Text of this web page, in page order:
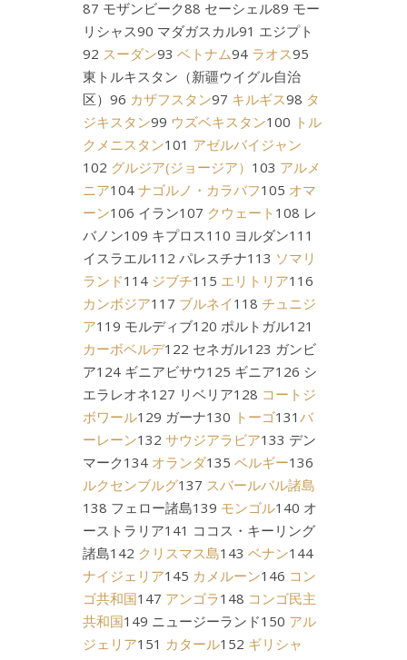
87 モザンビーク88 セーシェル89 モー
リシャス90 マダガスカル91 エジプト
92 スーダン93ベトナム94 ラオス95
東トルキスタン（新疆ウイグル自治
区）96 カザフスタン97 キルギス98 タ
ジキスタン99 ウズベキスタン100 トル
クメニスタン101 アゼルバイジャン
102 グルジア(ジョージア） 103 アルメ
ニア104ナゴルノ・カラバフ105 オマ
ーン106 イラン107 クウェート 108 レ
バノン109 キプロス110 ヨルダン111
イスラエル112 パレスチナ113 ソマリ
ランド114 ジブチ115 エリトリア116
カンボジア117 ブルネイ118チュニジ
ア119 モルディブ120 ポルトガル121
カーボベルデ122 セネガル123 ガンビ
ア124 ギニアビサウ125 ギニア126 シ
エラレオネ127 リベリア128 コートジ
ボワール129 ガーナ130 トーゴ131バ
ーレーン132サウジアラビア133 デン
マーク134 オランダ135ベルギー136
ルクセンブルグ137 スバールバル諸島
138 フェロー諸島139 モンゴル140 オ
ーストラリア141 ココス・キーリング
諸島142 クリスマス島143ベナン144
ナイジェリア145 カメルーン146 コン
ゴ共和国147 アンゴラ148 コンゴ民主
共和国149 ニュージーランド150 アル
ジェリア151 カタール152 ギリシャ